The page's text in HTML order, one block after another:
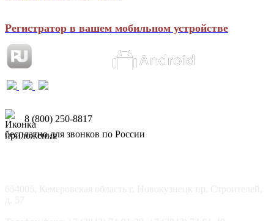
Регистратор в вашем мобильном устройстве
8 (800) 250-8817
бесплатно для звонков по России